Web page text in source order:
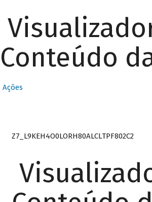
Conteúdo
Ações
Z7_L9KEH4O0LORH80ALCLTPF802C2